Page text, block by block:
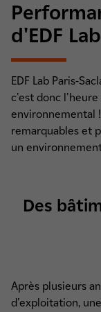
d'EDF
EDF Lab Paris-
c'est donc
environnemental
remarquables et
un
Des
Après plusieurs
d'exploitation, une